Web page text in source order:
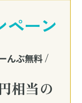
ペーン
んぶ無料
相当の